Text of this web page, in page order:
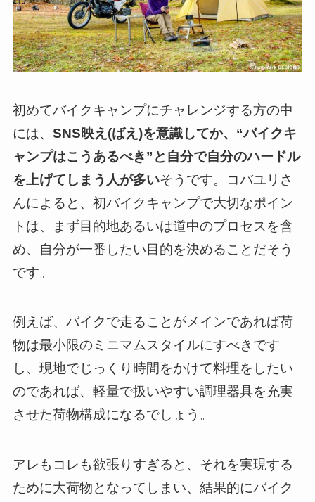
初めてバイクキャンプにチャレンジする方の中
には、 SNS映え(ばえ)を意識してか、“バイクキ
ャンプはこうあるべき”と自分で自分のハードル
を上げてしまう人が多いそうです。コバユリさ
んによると、初バイクキャンプで大切なポイン
トは、まず目的地あるいは道中のプロセスを含
め、自分が一番したい目的を決めることだそう
です。
例えば、バイクで走ることがメインであれば荷
物は最小限のミニマムスタイルにすべきです
し、現地でじっくり時間をかけて料理をしたい
のであれば、軽量で扱いやすい調理器具を充実
させた荷物構成になるでしょう。
アレもコレも欲張りすぎると、それを実現する
ために大荷物となってしまい、結果的にバイク